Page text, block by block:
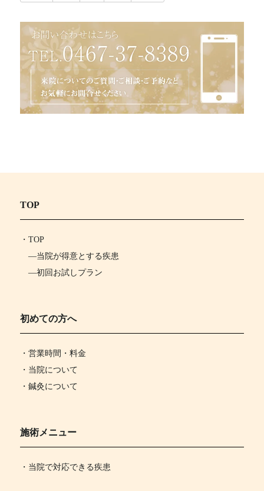
TOP
・ TOP
―当院が得意とする疾患
―初回お試しプラン
初めての方へ
・営業時間・料金
・当院について
・鍼灸について
施術メニュー
・当院で対応できる疾患